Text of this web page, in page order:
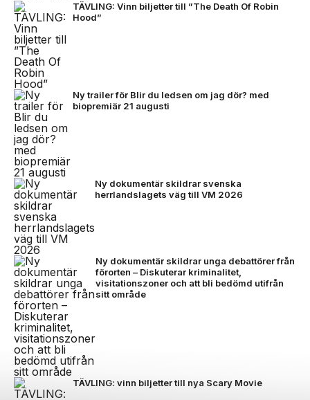
TÄVLING: Vinn biljetter till ”The Death Of Robin
Hood”
Ny trailer för Blir du ledsen om jag dör? med
biopremiär 21 augusti
Ny dokumentär skildrar svenska
herrlandslagets väg till VM 2026
Ny dokumentär skildrar unga debattörer från
förorten – Diskuterar kriminalitet,
visitationszoner och att bli bedömd utifrån
sitt område
TÄVLING: vinn biljetter till nya Scary Movie